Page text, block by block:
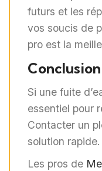
futurs et les
vos soucis de
pro est la
Conclusion
Si une fuite
essentiel pour
Contacter un
solution rapide.
Les pros de